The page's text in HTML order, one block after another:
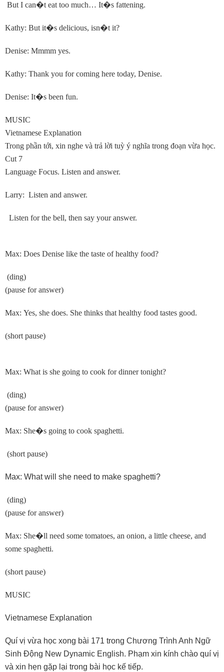
But I can�t eat too much… It�s fattening.
Kathy: But it�s delicious, isn�t it?
Denise: Mmmm yes.
Kathy: Thank you for coming here today, Denise.
Denise: It�s been fun.
MUSIC
Vietnamese Explanation
Trong phần tới, xin nghe và trả lời tuỳ ý nghĩa trong đoạn vừa học.
Cut 7
Language Focus. Listen and answer.
Larry: Listen and answer.
Listen for the bell, then say your answer.
Max: Does Denise like the taste of healthy food?
(ding)
(pause for answer)
Max: Yes, she does. She thinks that healthy food tastes good.
(short pause)
Max: What is she going to cook for dinner tonight?
(ding)
(pause for answer)
Max: She�s going to cook spaghetti.
(short pause)
Max: What will she need to make spaghetti?
(ding)
(pause for answer)
Max: She�ll need some tomatoes, an onion, a little cheese, and
some spaghetti.
(short pause)
MUSIC
Vietnamese Explanation
Quí vị vừa học xong bài 171 trong Chương Trình Anh Ngữ
Sinh Ðộng New Dynamic English. Phạm xin kính chào quí vị
và xin hẹn gặp lại trong bài học kế tiếp.